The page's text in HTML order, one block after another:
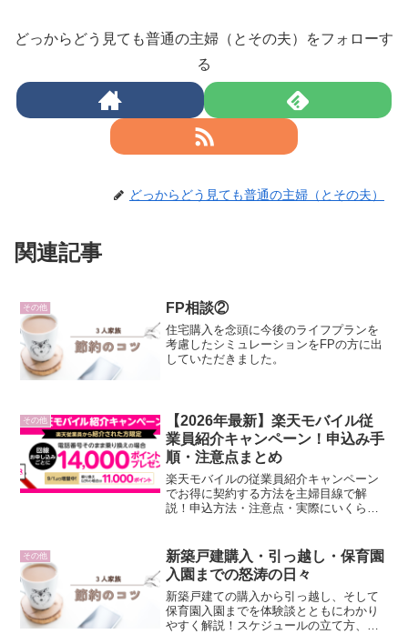
どっからどう見ても普通の主婦（とその夫）をフォローす
る
どっからどう見ても普通の主婦（とその夫）
関連記事
その他 FP相談②
住宅購入を念頭に今後のライフプランを
考慮したシミュレーションをFPの方に出
していただきました。
その他
【2026年最新】楽天モバイル従
業員紹介キャンペーン！申込み手
順・注意点まとめ
楽天モバイルの従業員紹介キャンペーン
でお得に契約する方法を主婦目線で解
説！申込方法・注意点・実際にいくら得
その他
新築戸建購入・引っ越し・保育園
入園までの怒涛の日々
新築戸建ての購入から引っ越し、そして
保育園入園までを体験談とともにわかり
やすく解説！スケジュールの立て方、住